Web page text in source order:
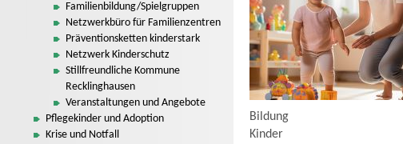
Familienbildung/Spielgruppen
Netzwerkbüro für Familienzentren
Präventionsketten kinderstark
Netzwerk Kinderschutz
Stillfreundliche Kommune
Recklinghausen
Veranstaltungen und Angebote
Pflegekinder und Adoption
Krise und Notfall
Bildung
Kinder